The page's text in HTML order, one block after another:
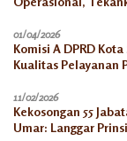
01/04/2026
Komisi A DPRD
Kualitas Pelayanan
11/02/2026
Kekosongan 55
Umar: Langgar